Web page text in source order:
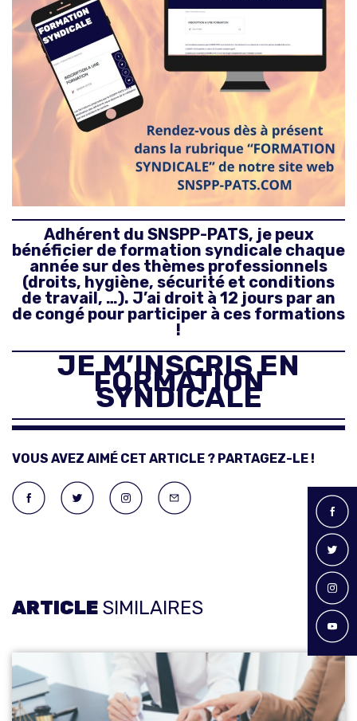
Adhérent du SNSPP-PATS, je peux
bénéficier de formation syndicale chaque
année sur des thèmes professionnels
(droits, hygiène, sécurité et conditions
de travail, …). J’ai droit à 12 jours par an
de congé pour participer à ces formations
!
JE M’INSCRIS EN
FORMATION
SYNDICALE
VOUS AVEZ AIMÉ CET ARTICLE ? PARTAGEZ-LE !
ARTICLE SIMILAIRES